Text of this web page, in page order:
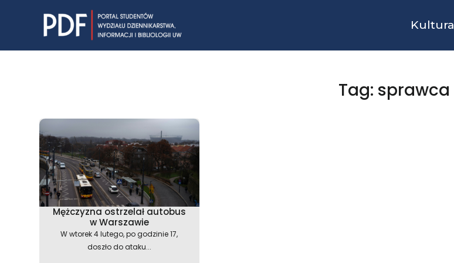
Kultura
Tag: sprawca
Mężczyzna ostrzelał autobus
w Warszawie
W wtorek 4 lutego, po godzinie 17,
doszło do ataku...